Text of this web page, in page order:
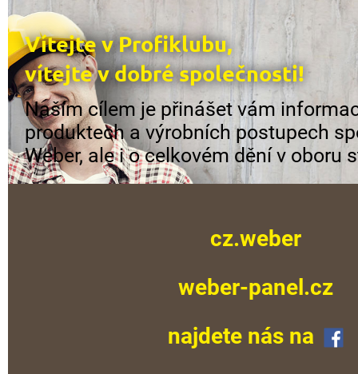
Vítejte v Profiklubu,
vítejte v dobré společnosti!
Naším cílem je přinášet vám
produktech a výrobních postupech
Weber, ale i o celkovém dění v oboru
cz.weber
weber-panel.cz
najdete nás na